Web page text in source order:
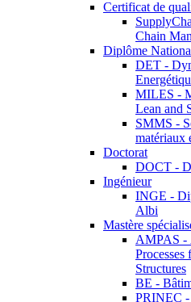
Certificat de
Chain
Diplôme
DET -
MILES -
Lean and
SMMS -
matériaux
Doctorat
DOCT -
Ingénieur
INGE -
Albi
Mastère
AMPAS -
Processes
Structures
BE -
PRINEC